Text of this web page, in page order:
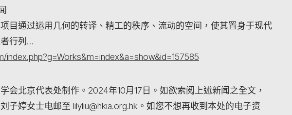
目通过运用几何的转译、精工的秩序、流动的空间，使其置身于现代
行列…
index.php?g=Works&m=index&a=show&id=157585
会北京代表处制作。2024年10月17日。如欲索阅上述新闻之全文，
子婷女士电邮至 lilyliu@hkia.org.hk。如您不想再收到本处的电子资